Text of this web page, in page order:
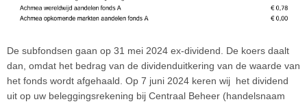
De subfondsen gaan op 31 mei 2024 ex-dividend. De koers daalt
dan, omdat het bedrag van de dividenduitkering van de waarde van
het fonds wordt afgehaald. Op 7 juni 2024 keren wij het dividend
uit op uw beleggingsrekening bij Centraal Beheer (handelsnaam